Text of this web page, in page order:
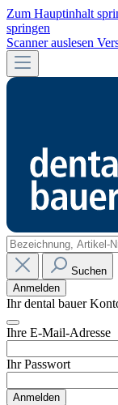
Zum Hauptinhalt
springen
Scanner auslesen
Suchen
Anmelden
Ihr dental bauer
Ihre E-Mail-Adresse
Ihr Passwort
Anmelden